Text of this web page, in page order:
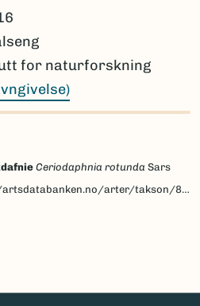
for naturforskning
Ceriodaphnia rotunda Sars
arter/takson/81828/beskrivelse